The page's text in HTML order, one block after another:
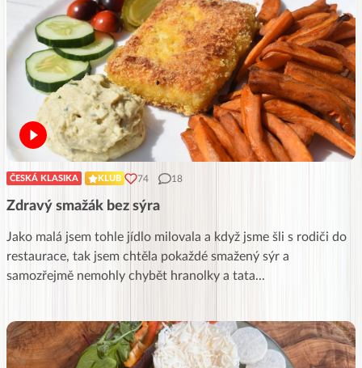
ČESKÁ KLASIKA KLUB 74 18
Zdravý smažák bez sýra
Jako malá jsem tohle jídlo milovala a když jsme šli s rodiči do
restaurace, tak jsem chtěla pokaždé smažený sýr a
samozřejmě nemohly chybět hranolky a tata...